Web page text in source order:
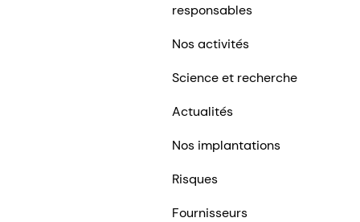
responsables
Nos activités
Science et recherche
Actualités
Nos implantations
Risques
Fournisseurs